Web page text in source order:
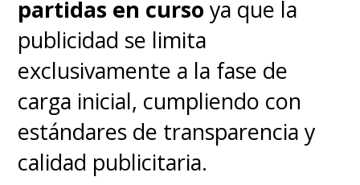
partidas en cursoya que la
publicidad se limita
exclusivamente a la fase de
carga inicial, cumpliendo con
estándares de transparencia y
calidad publicitaria.